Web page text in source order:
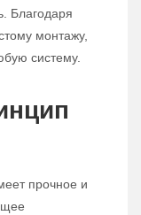
Благодаря
монтажу,
систему.
прочное и